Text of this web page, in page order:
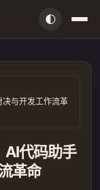
🌓
与开发工作流革
代码助手
革命